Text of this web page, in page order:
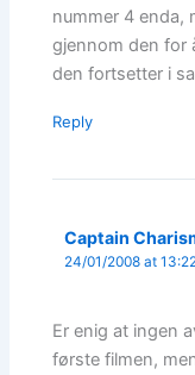
nummer 4 enda,
gjennom den for
den fortsetter i
Reply
Captain
24/01/2008 at
Er enig at ingen
første filmen,